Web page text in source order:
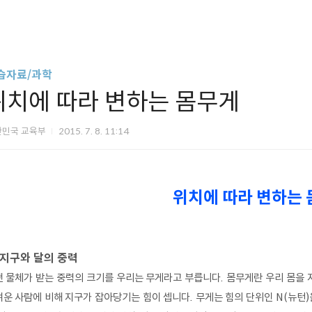
자료/과학
치에 따라 변하는 몸무게
국 교육부 2015. 7. 8. 11:14
위치에 따라 변하는
구와 달의 중력
물체가 받는 중력의 크기를 우리는 무게라고 부릅니다. 몸무게란 우리 몸을
운 사람에 비해 지구가 잡아당기는 힘이 셉니다. 무게는 힘의 단위인 N(뉴